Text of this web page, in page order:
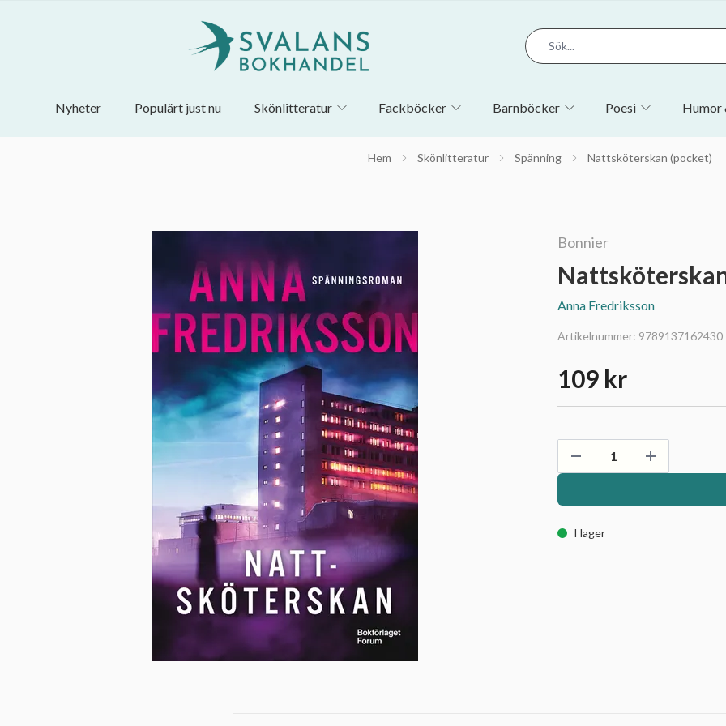
Nyheter Populärt just nu Skönlitteratur Fackböcker Barnböcker Poesi Humor
Hem Skönlitteratur Spänning Nattsköterskan (pocket)
Bonnier
Anna Fredriksson
Artikelnummer: 9789137162430
109 kr
I lager